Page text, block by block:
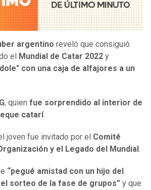
argentino reveló que consiguió
el
Mundial de Catar 2022 y
con una caja de alfajores a un
, quien fue sorprendido al interior de
catarí.
joven fue invitado por el Comité
y el Legado del Mundial .
“pegué amistad con un hijo del
sorteo de la fase de grupos” y que